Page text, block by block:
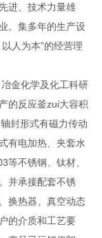
进、技术力量雄
。集多年的生产设
人为本”的经营理
金化学及化工科研
的反应釜zui大容积
封形式有磁力传动
有电加热、夹套水
等不锈钢、钛材、
并承接配套不锈
换热器、真空动态
的介质和工艺要